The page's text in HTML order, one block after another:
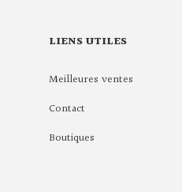
LIENS UTILES
Meilleures ventes
Contact
Boutiques